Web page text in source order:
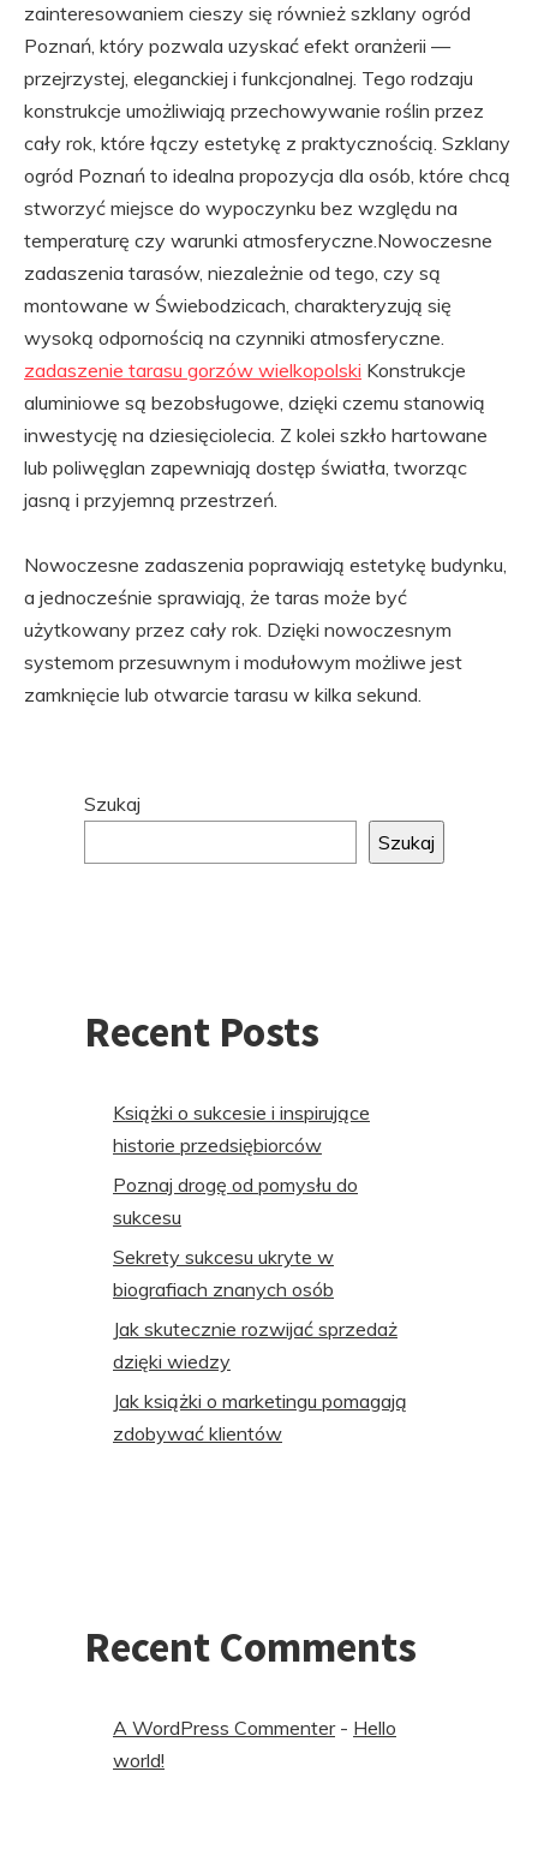
zainteresowaniem cieszy się również szklany ogród
Poznań, który pozwala uzyskać efekt oranżerii —
przejrzystej, eleganckiej i funkcjonalnej. Tego rodzaju
konstrukcje umożliwiają przechowywanie roślin przez
cały rok, które łączy estetykę z praktycznością. Szklany
ogród Poznań to idealna propozycja dla osób, które chcą
stworzyć miejsce do wypoczynku bez względu na
temperaturę czy warunki atmosferyczne.Nowoczesne
zadaszenia tarasów, niezależnie od tego, czy są
montowane w Świebodzicach, charakteryzują się
wysoką odpornością na czynniki atmosferyczne.
zadaszenie tarasu gorzów wielkopolski Konstrukcje
aluminiowe są bezobsługowe, dzięki czemu stanowią
inwestycję na dziesięciolecia. Z kolei szkło hartowane
lub poliwęglan zapewniają dostęp światła, tworząc
jasną i przyjemną przestrzeń.
Nowoczesne zadaszenia poprawiają estetykę budynku,
a jednocześnie sprawiają, że taras może być
użytkowany przez cały rok. Dzięki nowoczesnym
systemom przesuwnym i modułowym możliwe jest
zamknięcie lub otwarcie tarasu w kilka sekund.
Przejdź
stopki
Szukaj
Szukaj
Recent Posts
Książki o sukcesie i inspirujące
historie przedsiębiorców
Poznaj drogę od pomysłu do
sukcesu
Sekrety sukcesu ukryte w
biografiach znanych osób
Jak skutecznie rozwijać sprzedaż
dzięki wiedzy
Jak książki o marketingu pomagają
zdobywać klientów
Recent Comments
A WordPress Commenter- Hello
world!